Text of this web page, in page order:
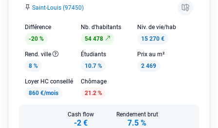
Saint-Louis (97450)
Différence
-20 %
Nb. d'habitants
54 478
Niv. de vie/hab
15 270 €
Rend. ville
8 %
Étudiants
10.7 %
Prix au m²
2 469
Loyer HC conseillé
860 €/mois
Chômage
21.2 %
Cash flow
-2 €
Rendement brut
7.5 %